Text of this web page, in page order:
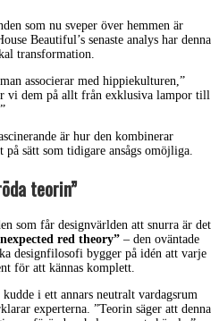
som nu sveper över hemmen är
Beautiful’s senaste analys har denna
transformation.
associerar med hippiekulturen,”
vi dem på allt från exklusiva lampor till
är hur den kombinerar
sätt som tidigare ansågs omöjliga.
teorin”
som får designvärlden att snurra är det
red theory” – den oväntade
designfilosofi bygger på idén att varje
för att kännas komplett.
i ett annars neutralt vardagsrum
experterna. ”Teorin säger att denna